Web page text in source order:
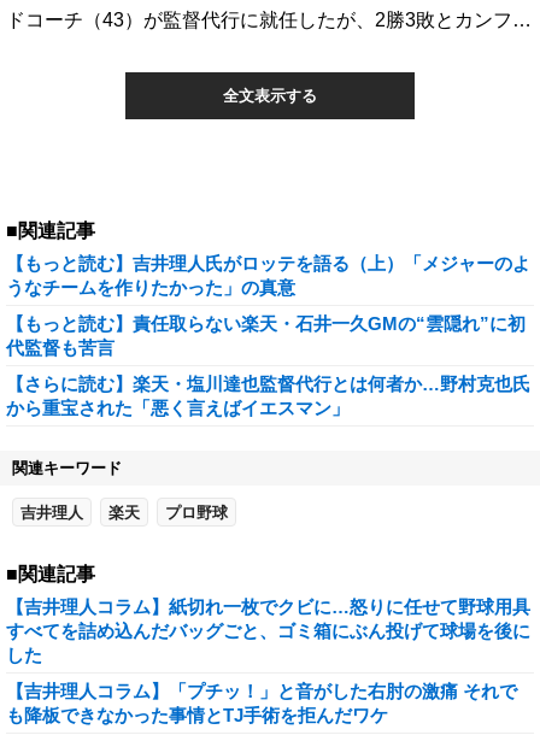
ドコーチ（43）が監督代行に就任したが、2勝3敗とカンフ…
全文表示する
■関連記事
【もっと読む】吉井理人氏がロッテを語る（上）「メジャーのよ
うなチームを作りたかった」の真意
【もっと読む】責任取らない楽天・石井一久GMの“雲隠れ”に初
代監督も苦言
【さらに読む】楽天・塩川達也監督代行とは何者か…野村克也氏
から重宝された「悪く言えばイエスマン」
関連キーワード
吉井理人 楽天 プロ野球
■関連記事
【吉井理人コラム】紙切れ一枚でクビに…怒りに任せて野球用具
すべてを詰め込んだバッグごと、ゴミ箱にぶん投げて球場を後に
した
【吉井理人コラム】「プチッ！」と音がした右肘の激痛 それで
も降板できなかった事情とTJ手術を拒んだワケ